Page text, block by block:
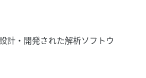
計・開発された解析ソフトウ